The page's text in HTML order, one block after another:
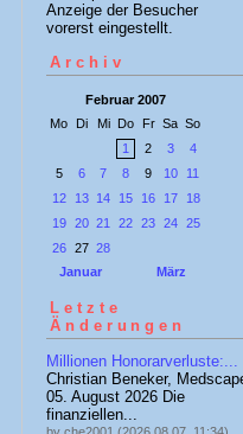
Anzeige der Besucher
vorerst eingestellt.
Archiv
Februar 2007
Mo
Di Mi Do Fr Sa So
1
2 3
4
5
6 7 8 9 10
11
12
13 14 15 16 17
18
19
20 21 22 23 24
25
26
27 28
Januar
März
Letzte
Änderungen
Millionen Honorarverluste:...
Christian Beneker,
05. August 2026 Die
finanziellen...